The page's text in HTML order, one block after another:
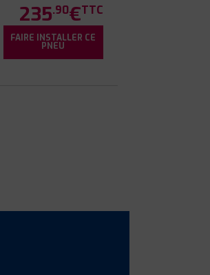
235.90€TTC
FAIRE INSTALLER CE
PNEU